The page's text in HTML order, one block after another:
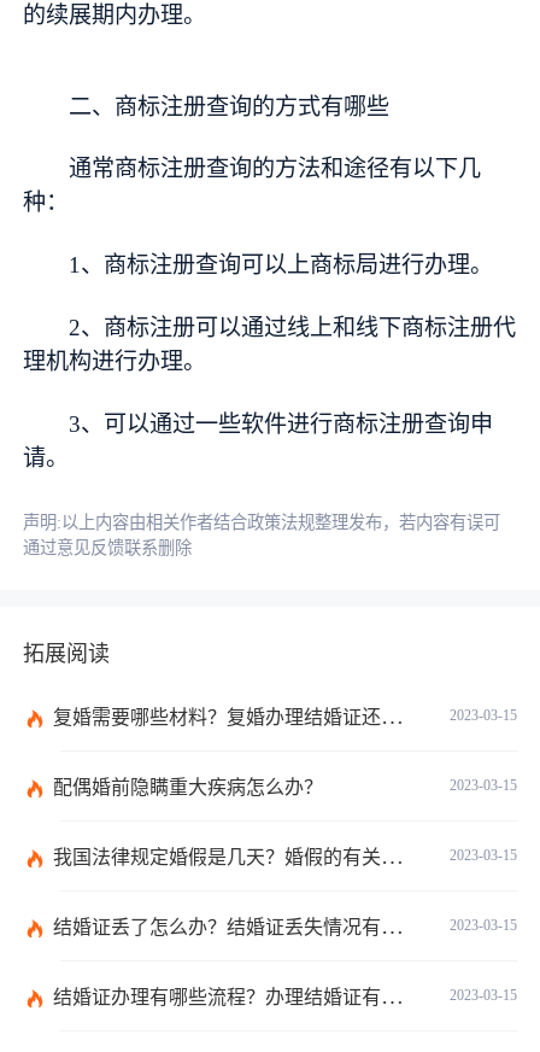
的续展期内办理。
二、商标注册查询的方式有哪些
通常商标注册查询的方法和途径有以下几
种：
1、商标注册查询可以上商标局进行办理。
2、商标注册可以通过线上和线下商标注册代
理机构进行办理。
3、可以通过一些软件进行商标注册查询申
请。
声明:以上内容由相关作者结合政策法规整理发布，若内容有误可
通过意见反馈联系删除
拓展阅读
2023-03-15
复婚需要哪些材料？复婚办理结婚证还需要婚检吗？
2023-03-15
配偶婚前隐瞒重大疾病怎么办？
2023-03-15
我国法律规定婚假是几天？婚假的有关规定有哪些？
2023-03-15
结婚证丢了怎么办？结婚证丢失情况有哪些？
2023-03-15
结婚证办理有哪些流程？办理结婚证有哪些程序？